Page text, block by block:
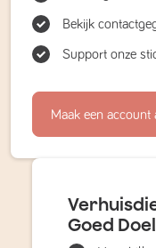
Bekijk
Support onze
Maak een account
Goed Doel